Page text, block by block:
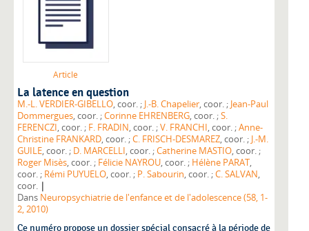
Article
La latence en question
M.-L. VERDIER-GIBELLO , coor. ;J.-B. Chapelier , coor. ;Jean-Paul
Dommergues
, coor. ;Corinne EHRENBERG , coor. ;S.
FERENCZI
, coor. ; F. FRADIN , coor. ;V. FRANCHI , coor. ;Anne-
Christine FRANKARD
, coor. ;C. FRISCH-DESMAREZ , coor. ;J.-M.
GUILE
, coor. ; D. MARCELLI , coor. ;Catherine MASTIO
, coor. ;
Roger Misès
, coor. ; Félicie NAYROU , coor. ; Hélène PARAT,
coor. ; Rémi PUYUELO , coor. ; P. Sabourin , coor. ;C. SALVAN,
coor. |
Dans Neuropsychiatrie de l'enfance et de l'adolescence (58, 1-
2, 2010)
Ce numéro propose un dossier spécial consacré à la période de